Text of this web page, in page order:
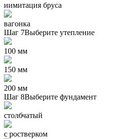
иимитация бруса
вагонка
Шаг 7Выберите утепление
100 мм
150 мм
200 мм
Шаг 8Выберите фундамент
столбчатый
с ростверком